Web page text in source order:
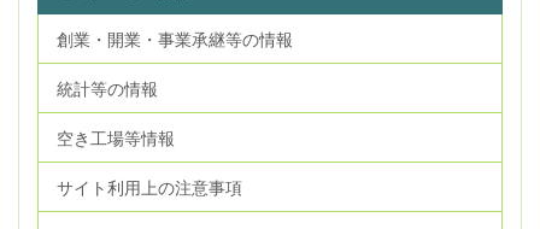
創業・開業・事業承継等の情報
統計等の情報
空き工場等情報
サイト利用上の注意事項